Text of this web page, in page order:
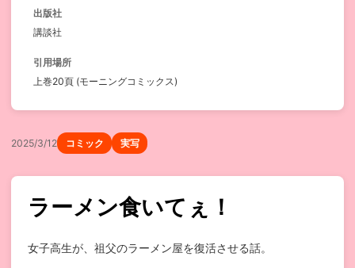
出版社
講談社
引用場所
上巻20頁 (モーニングコミックス)
2025/3/12 コミック 実写
ラーメン食いてぇ！
女子高生が、祖父のラーメン屋を復活させる話。